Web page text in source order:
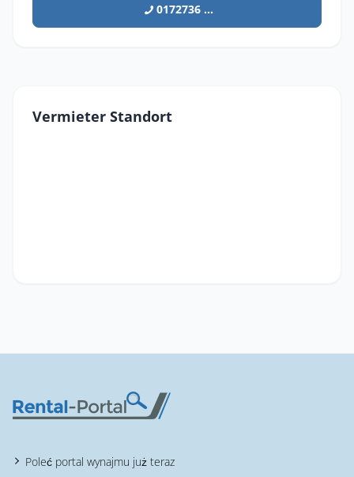
0172736 ...
Vermieter Standort
Poleć portal wynajmu już teraz